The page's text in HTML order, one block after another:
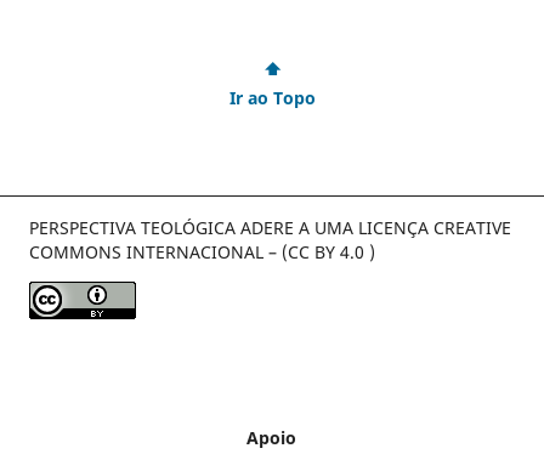
⬆
Ir ao Topo
PERSPECTIVA TEOLÓGICA ADERE A UMA LICENÇA CREATIVE
COMMONS INTERNACIONAL – (CC BY 4.0 )
Apoio